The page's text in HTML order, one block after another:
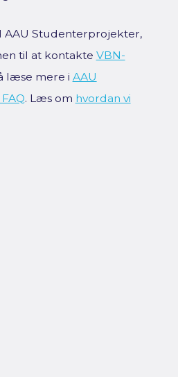
AAU Studenterprojekter,
til at kontakte VBN-
læse mere i AAU
. Læs om hvordan vi